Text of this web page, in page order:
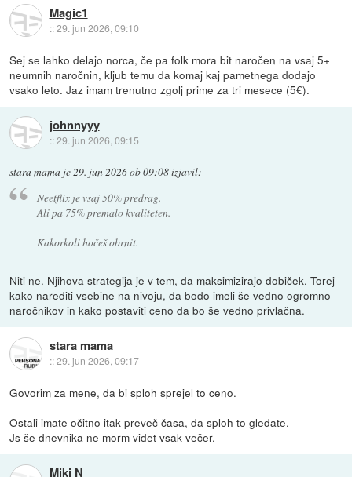
Magic1
::29. jun 2026, 09:10
Sej se lahko delajo norca, če pa folk mora bit naročen na vsaj 5+
neumnih naročnin, kljub temu da komaj kaj pametnega dodajo
vsako leto. Jaz imam trenutno zgolj prime za tri mesece (5€).
johnnyyy
::29. jun 2026, 09:15
stara mama je 29. jun 2026 ob 09:08izjavil:
Neetflix je vsaj 50% predrag.
Ali pa 75% premalo kvaliteten.
Kakorkoli hočeš obrnit.
Niti ne. Njihova strategija je v tem, da maksimizirajo dobiček. Torej
kako narediti vsebine na nivoju, da bodo imeli še vedno ogromno
naročnikov in kako postaviti ceno da bo še vedno privlačna.
stara mama
::29. jun 2026, 09:17
Govorim za mene, da bi sploh sprejel to ceno.
Ostali imate očitno itak preveč časa, da sploh to gledate.
Js še dnevnika ne morm videt vsak večer.
Miki N